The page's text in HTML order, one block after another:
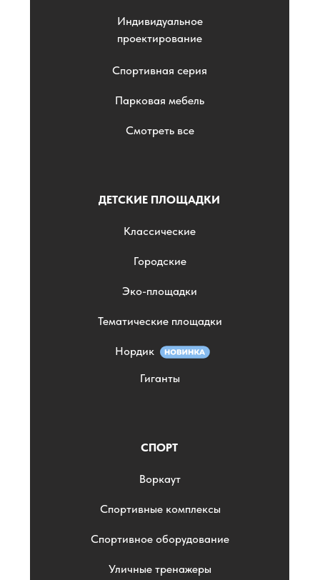
Спортивная серия
Парковая мебель
Смотреть все
Индивидуальное
проектирование
ДЕТСКИЕ ПЛОЩАДКИ
Классические
Городские
Эко-площадки
Тематические площадки
Нордик
Гиганты
СПОРТ
Воркаут
Спортивные комплексы
Спортивное оборудование
Уличные тренажеры